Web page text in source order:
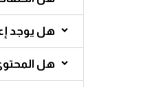
هل يوجد
هل